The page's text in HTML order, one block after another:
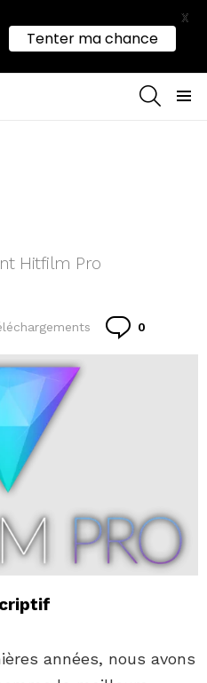
Hitfilm Pro
0
années, nous avons
Tenter ma chance
X